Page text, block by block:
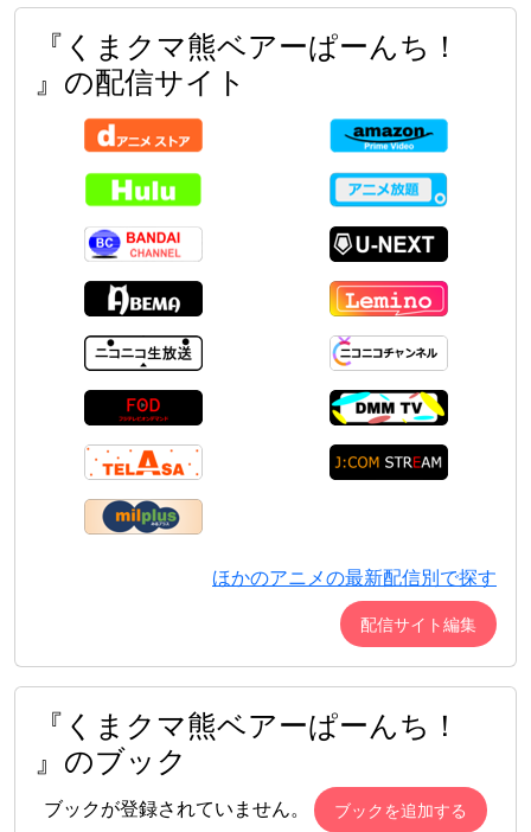
られない。 友達のピンチ、魔物の襲撃、悪者たちの企みな
どなど、 様々なトラブルがユナを放っておかないから。
「ＯＫ、いくよ、くまゆる！ くまきゅう！」 「「くぅ～
ん！」」 「必殺、クマぱーんち！」 そんなわけで、全部ま
とめてユナにおまかせ！ 必殺ぱーんちで片付けて、異世界
ライフを楽しもう！
『くまクマ熊ベアーぱーんち！
』の配信サイト
ほかのアニメの最新配信別で探す
配信サイト編集
『くまクマ熊ベアーぱーんち！
』のブック
ブックが登録されていません。 ブックを追加する